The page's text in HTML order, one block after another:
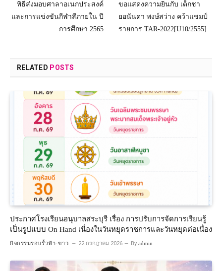
พิธีส่งมอบศาลาอเนกประสงค์
และการแข่งขันกีฬาสีภายใน ปี
การศึกษา 2565
ขอแสดงความยินกับ เด็กชา
ยอนันดา พงษ์สว่าง คว้าแชมป์
รายการ​ TAR-2022[U10​/2555]
RELATED POSTS
ประกาศโรงเรียนอนุบาลสระบุรี เรื่อง การปรับการจัดการเรียนรู้
เป็นรูปแบบ On Hand เนื่องในวันหยุดราชการและวันหยุดต่อเนื่อง
กิจกรรมรอบรั้วฟ้า-ขาว 22 กรกฎาคม 2026 By admin